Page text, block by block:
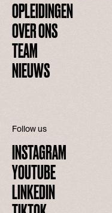
OPLEIDINGEN
OVER ONS
TEAM
NIEUWS
Follow us
INSTAGRAM
YOUTUBE
LINKEDIN